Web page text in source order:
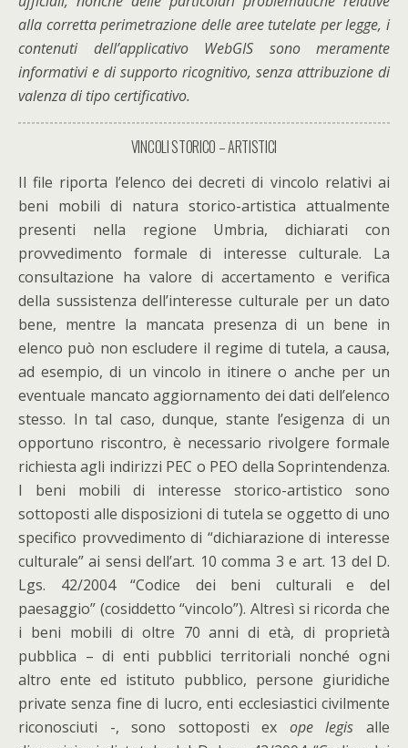
alla corretta perimetrazione delle aree tutelate per legge, i
contenuti dell’applicativo WebGIS sono meramente
informativi e di supporto ricognitivo, senza attribuzione di
valenza di tipo certificativo.
VINCOLI STORICO – ARTISTICI
Il file riporta l’elenco dei decreti di vincolo relativi ai
beni mobili di natura storico-artistica attualmente
presenti nella regione Umbria, dichiarati con
provvedimento formale di interesse culturale. La
consultazione ha valore di accertamento e verifica
della sussistenza dell’interesse culturale per un dato
bene, mentre la mancata presenza di un bene in
elenco può non escludere il regime di tutela, a causa,
ad esempio, di un vincolo in itinere o anche per un
eventuale mancato aggiornamento dei dati dell’elenco
stesso. In tal caso, dunque, stante l’esigenza di un
opportuno riscontro, è necessario rivolgere formale
richiesta agli indirizzi PEC o PEO della Soprintendenza.
I beni mobili di interesse storico-artistico sono
sottoposti alle disposizioni di tutela se oggetto di uno
specifico provvedimento di “dichiarazione di interesse
culturale” ai sensi dell’art. 10 comma 3 e art. 13 del D.
Lgs. 42/2004 “Codice dei beni culturali e del
paesaggio” (cosiddetto “vincolo”). Altresì si ricorda che
i beni mobili di oltre 70 anni di età, di proprietà
pubblica – di enti pubblici territoriali nonché ogni
altro ente ed istituto pubblico, persone giuridiche
private senza fine di lucro, enti ecclesiastici civilmente
riconosciuti -, sono sottoposti ex ope legis alle